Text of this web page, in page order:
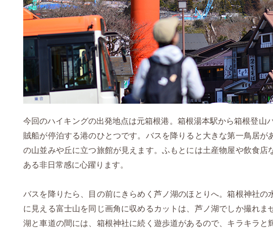
今回のハイキングの出発地点は元箱根港。箱根湯本駅から箱根登山
賊船が停泊する港のひとつです。バスを降りると大きな第一鳥居が
の山並みや丘に立つ旅館が見えます。ふもとには土産物屋や飲食店
ある非日常感に心躍ります。
バスを降りたら、目の前にきらめく芦ノ湖のほとりへ。箱根神社の
に見える富士山を同じ画角に収めるカットは、芦ノ湖でしか撮れま
湖と車道の間には、箱根神社に続く遊歩道があるので、キラキラと